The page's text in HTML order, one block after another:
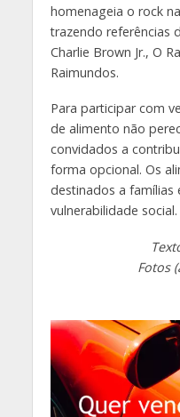
homenageia o rock
trazendo referências
Charlie Brown Jr., O
Raimundos.
Para participar com
de alimento não
convidados a
forma opcional. Os
destinados a famílias
vulnerabilidade social.
Fotos